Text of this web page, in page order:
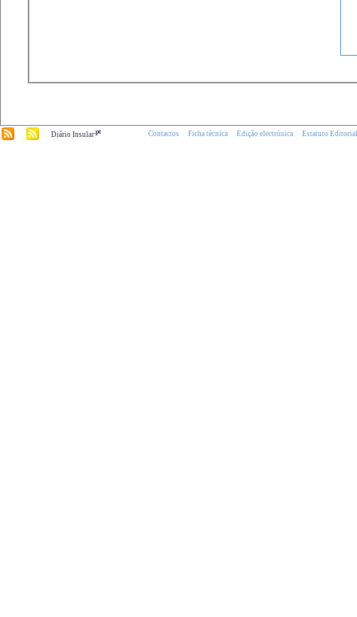
Diário Insular.pt Contactos Ficha técnica Edição electrónica Estatuto Editorial